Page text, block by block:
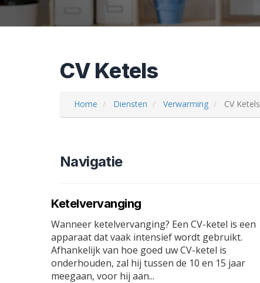
CV Ketels
Home Diensten Verwarming CV Ketels
Navigatie
Ketelvervanging
Wanneer ketelvervanging? Een CV-ketel is een
apparaat dat vaak intensief wordt gebruikt.
Afhankelijk van hoe goed uw CV-ketel is
onderhouden, zal hij tussen de 10 en 15 jaar
meegaan, voor hij aan...